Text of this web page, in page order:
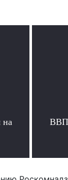
на
ВВП